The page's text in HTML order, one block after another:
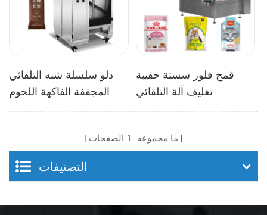
دلو سلسلة شبه التلقائي
المجففة الفاكهة اللحوم
المجففة شريحة حبيبات آلة
قمح فلور سستة حقيبة
تغليف آلة التلقائي
Premade حقيبة تعطى
ما مجموعه 1 الصفحات
التصنيفات